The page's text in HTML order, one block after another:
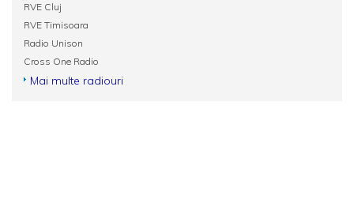
RVE Cluj
RVE Timisoara
Radio Unison
Cross One Radio
Mai multe radiouri